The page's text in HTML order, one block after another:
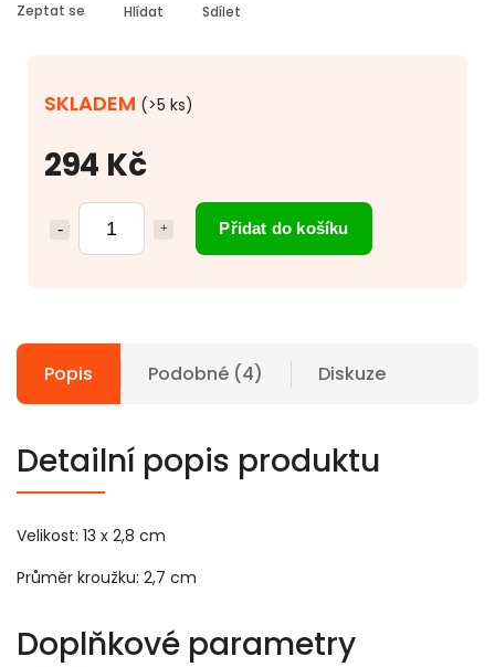
294 Kč
Přidat do košíku
SKLADEM (>5 ks)
Zeptat se Hlídat Sdílet
Popis Podobné (4) Diskuze
Detailní popis produktu
Velikost: 13 x 2,8 cm
Průměr kroužku: 2,7 cm
Doplňkové parametry